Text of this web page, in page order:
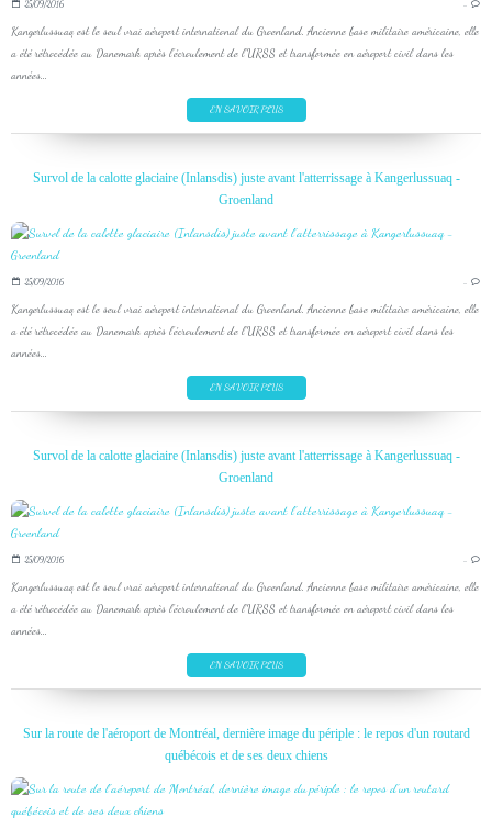
25/09/2016 …
Kangerlussuaq est le seul vrai aéroport international du Groenland. Ancienne base militaire américaine, elle
a été rétrocédée au Danemark après l'écroulement de l'URSS et transformée en aéroport civil dans les
années...
EN SAVOIR PLUS
Survol de la calotte glaciaire (Inlansdis) juste avant l'atterrissage à Kangerlussuaq -
Groenland
25/09/2016 …
Kangerlussuaq est le seul vrai aéroport international du Groenland. Ancienne base militaire américaine, elle
a été rétrocédée au Danemark après l'écroulement de l'URSS et transformée en aéroport civil dans les
années...
EN SAVOIR PLUS
Survol de la calotte glaciaire (Inlansdis) juste avant l'atterrissage à Kangerlussuaq -
Groenland
25/09/2016 …
Kangerlussuaq est le seul vrai aéroport international du Groenland. Ancienne base militaire américaine, elle
a été rétrocédée au Danemark après l'écroulement de l'URSS et transformée en aéroport civil dans les
années...
EN SAVOIR PLUS
Sur la route de l'aéroport de Montréal, dernière image du périple : le repos d'un routard
québécois et de ses deux chiens